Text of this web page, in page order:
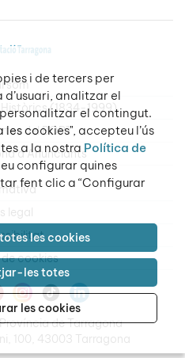
som
(1834-1999)
del BOPT
d’Anunciants
legal
cookies
de Tarragona
100, 43003 Tarragona
i de tercers per
analitzar el
el contingut.
cookies", accepteu l’ús
a la nostra Política de
configurar quines
fent clic a “Configurar
les cookies
les totes
les cookies